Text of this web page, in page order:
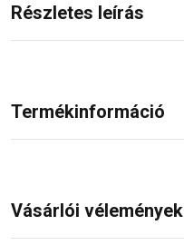
Részletes leírás
Termékinformáció
Vásárlói vélemények